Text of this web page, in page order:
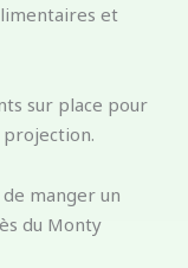
et
sur place pour
projection.
manger un
du Monty